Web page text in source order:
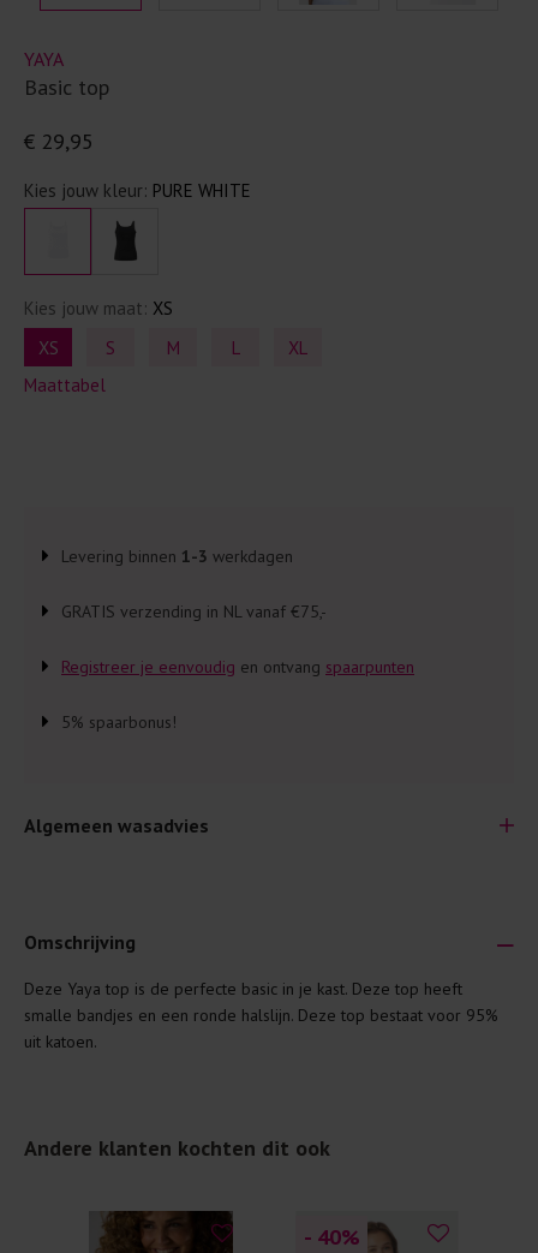
YAYA
Basic top
€ 29,95
Kies jouw kleur: PURE WHITE
Kies jouw maat: XS
XS
S M L
XL
Maattabel
Levering binnen 1-3 werkdagen
GRATIS verzending in NL vanaf €75,-
Registreer je eenvoudig en ontvang spaarpunten
5% spaarbonus!
Algemeen wasadvies
Je wilt natuurlijk lang plezier hebben van je nieuwe kleding.
Daarom geven wij een aantal algemene was-tips:
buitenkant.
Was zo koud mogelijk. Op 20 of 30 graden wassen is vaak
Omschrijving
Deze Yaya top is de perfecte basic in je kast. Deze top heeft
smalle bandjes en een ronde halslijn. Deze top bestaat voor 95%
uit katoen.
Andere klanten kochten dit ook
- 40%